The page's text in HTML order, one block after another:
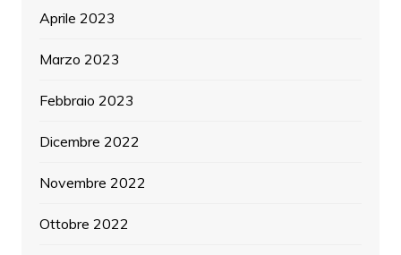
Aprile 2023
Marzo 2023
Febbraio 2023
Dicembre 2022
Novembre 2022
Ottobre 2022